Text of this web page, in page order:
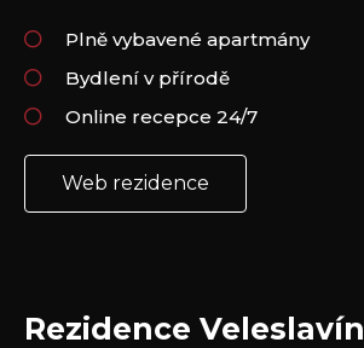
Plně vybavené apartmány
Bydlení v přírodě
Online recepce 24/7
Web rezidence
Rezidence Veleslavín